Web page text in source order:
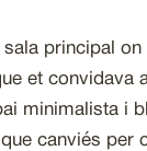
principal
et convidava
minimalista i
canviés per